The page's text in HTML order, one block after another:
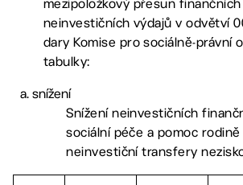
mezipoložkový přesun
neinvestičních výdajů v odvětví
dary Komise pro sociálně-právní
tabulky:
snížení
Snížení neinvestičních
sociální péče a pomoc
neinvestiční transfery